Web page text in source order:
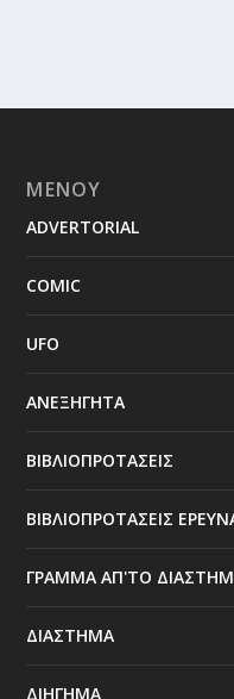
ΜΕΝΟΥ
ADVERTORIAL
COMIC
UFO
ΑΝΕΞΗΓΗΤΑ
ΒΙΒΛΙΟΠΡΟΤΑΣΕΙΣ
ΒΙΒΛΙΟΠΡΟΤΑΣΕΙΣ
ΓΡΑΜΜΑ ΑΠ'ΤΟ
ΔΙΑΣΤΗΜΑ
ΔΙΗΓΗΜΑ